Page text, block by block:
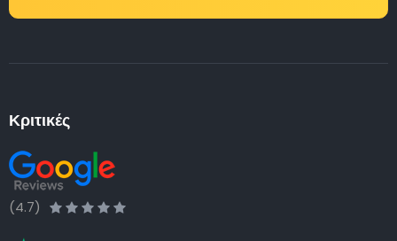
Κριτικές
(4.7)